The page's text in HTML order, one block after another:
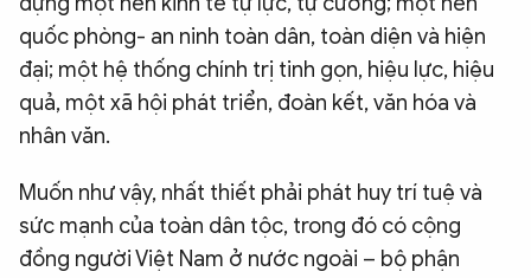
quốc phòng- an ninh toàn dân, toàn diện và hiện
đại; một hệ thống chính trị tinh gọn, hiệu lực, hiệu
quả, một xã hội phát triển, đoàn kết, văn hóa và
nhân văn.
Muốn như vậy, nhất thiết phải phát huy trí tuệ và
sức mạnh của toàn dân tộc, trong đó có cộng
đồng người Việt Nam ở nước ngoài – bộ phận